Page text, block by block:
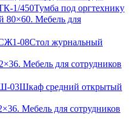
1/450Тумба под оргтехнику
08Стол журнальный
03Шкаф средний открытый